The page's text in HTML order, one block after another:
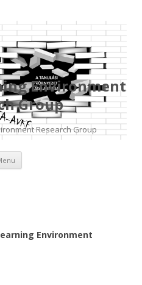
Environment
Group
Research Group
Skip
content
Environment